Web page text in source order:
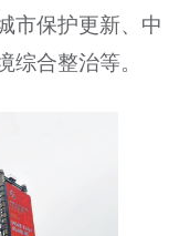
市保护更新、中
合整治等。